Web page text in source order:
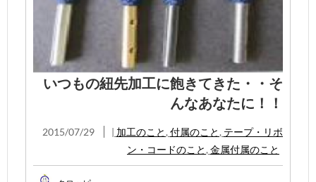
いつもの紐先加工に飽きてきた・・そ
んなあなたに！！
2015/07/29 | 加工のこと , 付属のこと , テープ・リボ
ン・コードのこと , 金属付属のこと